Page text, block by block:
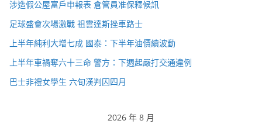
涉造假公屋富戶申報表 倉管員准保釋候訊
足球盛會次場激戰 祖雲達斯挫車路士
上半年純利大增七成 國泰：下半年油價續波動
上半年車禍奪六十三命 警方：下週起嚴打交通違例
巴士非禮女學生 六旬漢判囚四月
2026 年 8 月